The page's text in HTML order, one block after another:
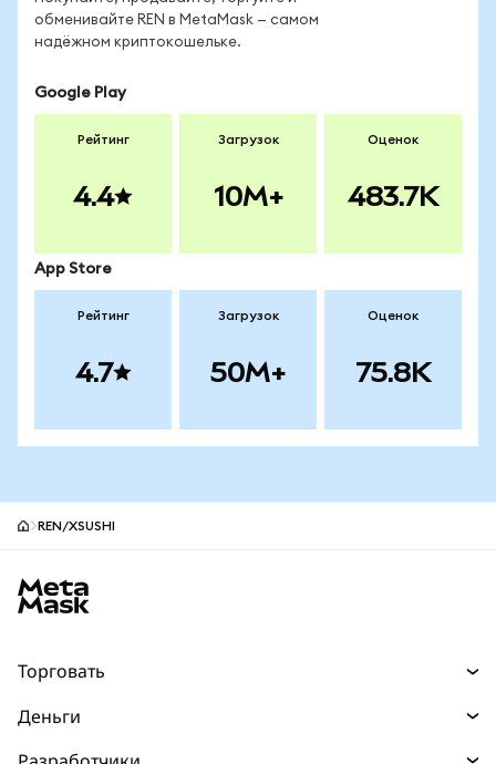
обменивайте REN в MetaMask — самом
надёжном криптокошельке.
Google Play
Рейтинг
4.4
Загрузок
10M+
Оценок
483.7K
App Store
Рейтинг
4.7
Загрузок
50M+
Оценок
75.8K
REN/XSUSHI
Торговать
Деньги